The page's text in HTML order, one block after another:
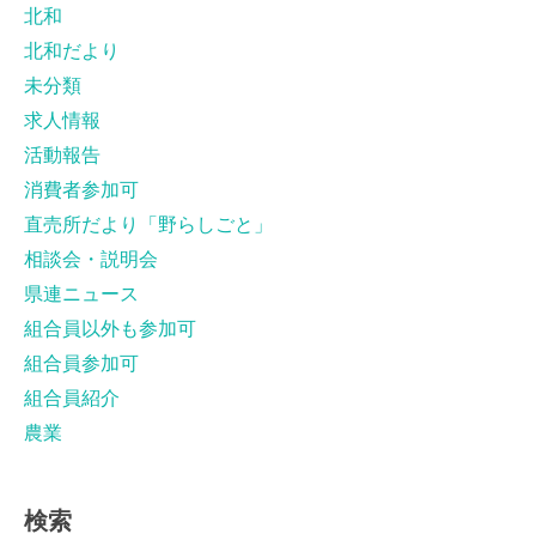
北和
北和だより
未分類
求人情報
活動報告
消費者参加可
直売所だより「野らしごと」
相談会・説明会
県連ニュース
組合員以外も参加可
組合員参加可
組合員紹介
農業
検索